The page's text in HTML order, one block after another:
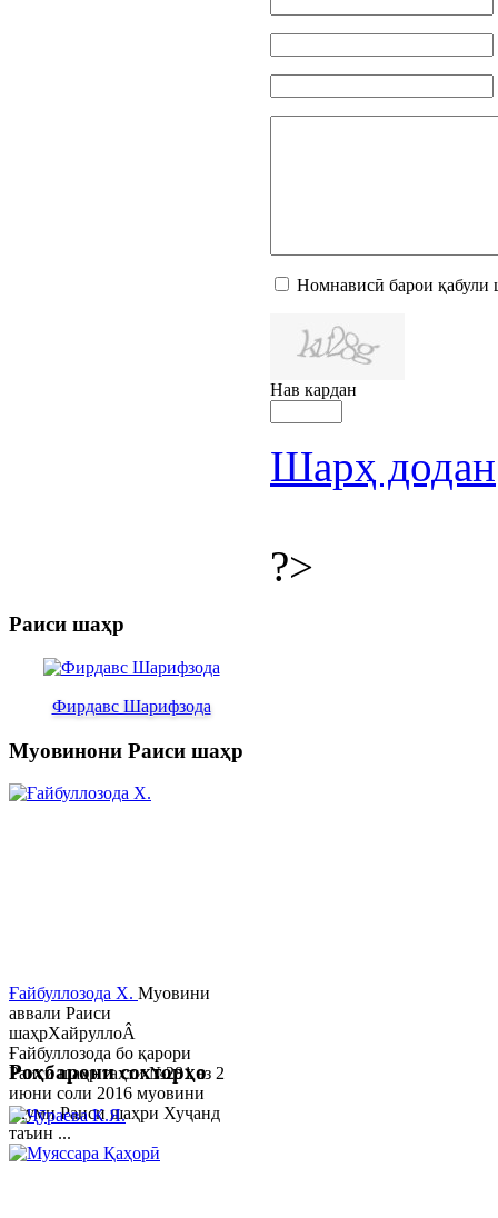
Номнависӣ барои қабули
Нав кардан
Шарҳ додан
?>
Раиси шаҳр
Фирдавс Шарифзода
Муовинони Раиси шаҳр
Ғайбуллозода Х. Муовини
аввали Раиси
шаҳрХайруллоÂ
Ғайбуллозода бо қарори
Раиси шаҳр таҳти №281 аз 2
июни соли 2016 муовини
якуми Раиси шаҳри Хуҷанд
таъин ...
Роҳбарони сохторҳо